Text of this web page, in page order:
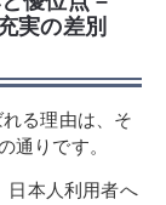
実の差別
る理由は、そ
通りです。
日本人利用者へ